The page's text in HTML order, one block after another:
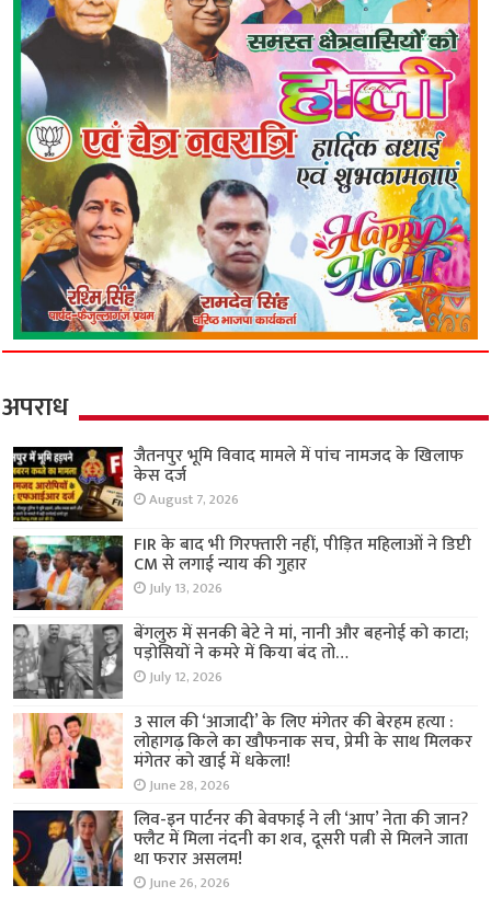
अपराध
जैतनपुर भूमि विवाद मामले में पांच नामजद के खिलाफ
केस दर्ज
August 7, 2026
FIR के बाद भी गिरफ्तारी नहीं, पीड़ित महिलाओं ने डिप्टी
CM से लगाई न्याय की गुहार
July 13, 2026
बेंगलुरु में सनकी बेटे ने मां, नानी और बहनोई को काटा;
पड़ोसियों ने कमरे में किया बंद तो…
July 12, 2026
3 साल की ‘आजादी’ के लिए मंगेतर की बेरहम हत्या :
लोहागढ़ किले का खौफनाक सच, प्रेमी के साथ मिलकर
मंगेतर को खाई में धकेला!
June 28, 2026
लिव-इन पार्टनर की बेवफाई ने ली ‘आप’ नेता की जान?
फ्लैट में मिला नंदनी का शव, दूसरी पत्नी से मिलने जाता
था फरार असलम!
June 26, 2026